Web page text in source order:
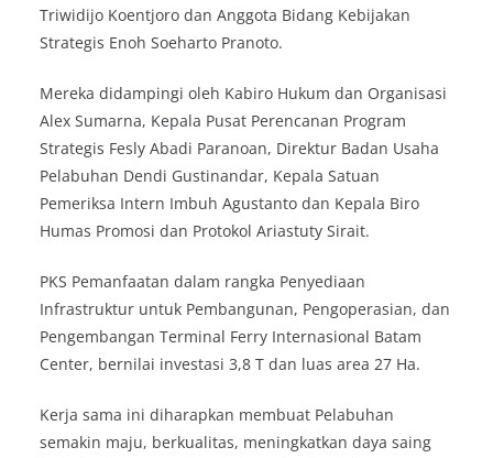
Triwidijo Koentjoro dan Anggota Bidang Kebijakan
Strategis Enoh Soeharto Pranoto.
Mereka didampingi oleh Kabiro Hukum dan Organisasi
Alex Sumarna, Kepala Pusat Perencanan Program
Strategis Fesly Abadi Paranoan, Direktur Badan Usaha
Pelabuhan Dendi Gustinandar, Kepala Satuan
Pemeriksa Intern Imbuh Agustanto dan Kepala Biro
Humas Promosi dan Protokol Ariastuty Sirait.
PKS Pemanfaatan dalam rangka Penyediaan
Infrastruktur untuk Pembangunan, Pengoperasian, dan
Pengembangan Terminal Ferry Internasional Batam
Center, bernilai investasi 3,8 T dan luas area 27 Ha.
Kerja sama ini diharapkan membuat Pelabuhan
semakin maju, berkualitas, meningkatkan daya saing